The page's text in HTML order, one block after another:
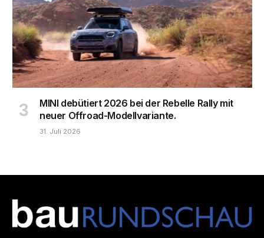
MINI debütiert 2026 bei der Rebelle Rally mit
neuer Offroad-Modellvariante.
31. Juli 2026